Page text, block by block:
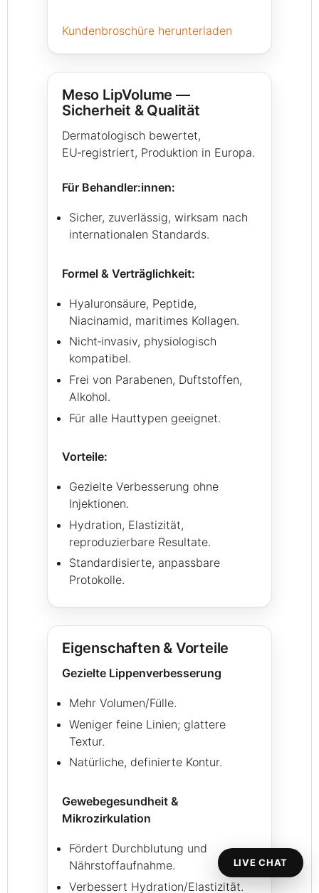
Kundenbroschüre herunterladen
Meso LipVolume —
Sicherheit & Qualität
Dermatologisch bewertet,
EU‑registriert, Produktion in Europa.
Für Behandler:innen:
Sicher, zuverlässig, wirksam nach
internationalen Standards.
Formel & Verträglichkeit:
Hyaluronsäure, Peptide,
Niacinamid, maritimes Kollagen.
Nicht‑invasiv, physiologisch
kompatibel.
Frei von Parabenen, Duftstoffen,
Alkohol.
Für alle Hauttypen geeignet.
Vorteile:
Gezielte Verbesserung ohne
Injektionen.
Hydration, Elastizität,
reproduzierbare Resultate.
Standardisierte, anpassbare
Protokolle.
Eigenschaften & Vorteile
Gezielte Lippenverbesserung
Mehr Volumen/Fülle.
Weniger feine Linien; glattere
Textur.
Natürliche, definierte Kontur.
Gewebegesundheit &
Mikrozirkulation
Fördert Durchblutung und
Nährstoffaufnahme.
Verbessert Hydration/Elastizität.
LIVE CHAT